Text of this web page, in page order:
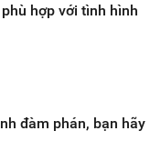
hợp với tình hình
đàm phán, bạn hãy